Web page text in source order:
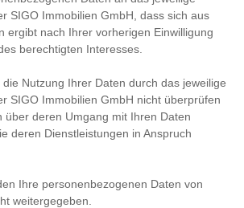
SIGO Immobilien GmbH, dass sich aus
ergibt nach Ihrer vorherigen Einwilligung
berechtigten Interesses.
Nutzung Ihrer Daten durch das jeweilige
SIGO Immobilien GmbH nicht überprüfen
über deren Umgang mit Ihren Daten
deren Dienstleistungen in Anspruch
Ihre personenbezogenen Daten von
weitergegeben.